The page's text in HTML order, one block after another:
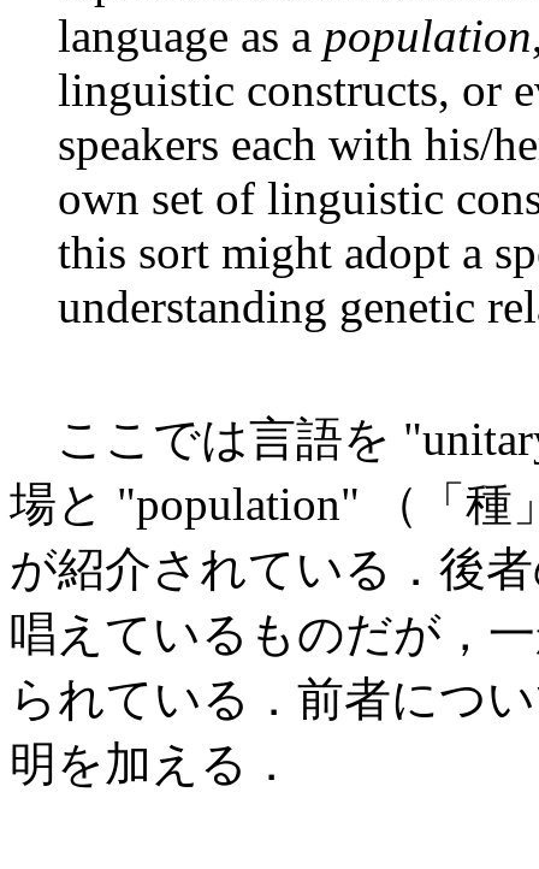
language as a population
linguistic constructs, or
speakers each with his/
own set of linguistic
this sort might adopt a
understanding genetic
ここでは言語を
場と "population" （「
が紹介されている．後
唱えているものだが，
られている．前者につ
明を加える．